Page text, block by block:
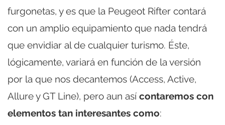
furgonetas, y es que la Peugeot Rifter contará
con un amplio equipamiento que nada tendrá
que envidiar al de cualquier turismo. Éste,
lógicamente, variará en función de la versión
por la que nos decantemos (Access, Active,
Allure y GT Line), pero aun así contaremos con
elementos tan interesantes como: